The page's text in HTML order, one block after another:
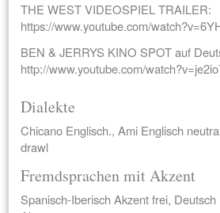
THE WEST VIDEOSPIEL TRAILER:
https://www.youtube.com/
BEN & JERRYS KINO SPOT auf
http://www.youtube.com/
Dialekte
Chicano Englisch., Ami Englisch
drawl
Fremdsprachen mit Akzent
Spanisch-Iberisch Akzent frei,